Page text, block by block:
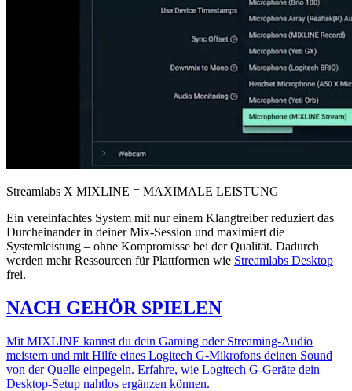
Streamlabs X MIXLINE = MAXIMALE LEISTUNG
Ein vereinfachtes System mit nur einem Klangtreiber reduziert das
Durcheinander in deiner Mix-Session und maximiert die
Systemleistung – ohne Kompromisse bei der Qualität. Dadurch
werden mehr Ressourcen für Plattformen wie Streamlabs Desktop
frei.
NACH GEHÖR SPIELEN
Mit MIXLINE kannst du dein Gaming oder Streaming-Audio
meistern und mit Hilfe eines Logitech G-Mikrofons deinen Sound
von der Quelle einpegeln. Erfahre, wie Logitech G-Geräte dein
Desktop-Setup nahtlos ergänzen können.